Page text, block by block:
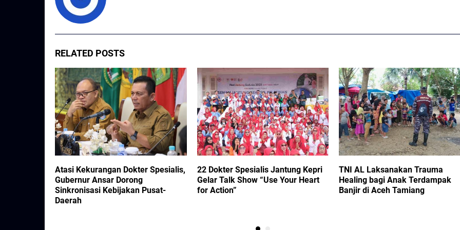
RELATED POSTS
Atasi Kekurangan Dokter Spesialis,
Gubernur Ansar Dorong
Sinkronisasi Kebijakan Pusat-
Daerah
22 Dokter Spesialis Jantung Kepri
Gelar Talk Show “Use Your Heart
for Action”
TNI AL Laksanakan Trauma
Healing bagi Anak Terdampak
Banjir di Aceh Tamiang